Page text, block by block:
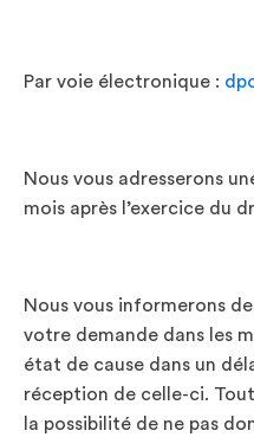
Par voie électronique :
Nous vous adresserons
mois après l’exercice du
Nous vous informerons
votre demande dans les
état de cause dans un
réception de celle-ci.
la possibilité de ne pas